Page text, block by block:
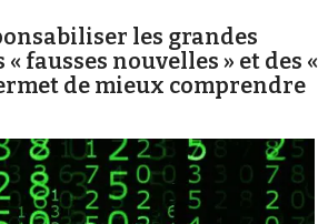
les grandes
fausses nouvelles » et des «
de mieux comprendre